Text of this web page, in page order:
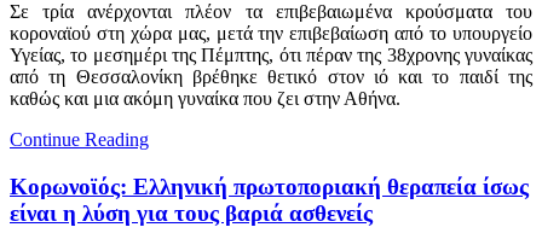
Σε τρία ανέρχονται πλέον τα επιβεβαιωμένα κρούσματα του
κοροναϊού στη χώρα μας, μετά την επιβεβαίωση από το υπουργείο
Υγείας, το μεσημέρι της Πέμπτης, ότι πέραν της 38χρονης γυναίκας
από τη Θεσσαλονίκη βρέθηκε θετικό στον ιό και το παιδί της
καθώς και μια ακόμη γυναίκα που ζει στην Αθήνα.
Continue Reading
Κορωνοϊός: Ελληνική πρωτοποριακή θεραπεία ίσως
είναι η λύση για τους βαριά ασθενείς